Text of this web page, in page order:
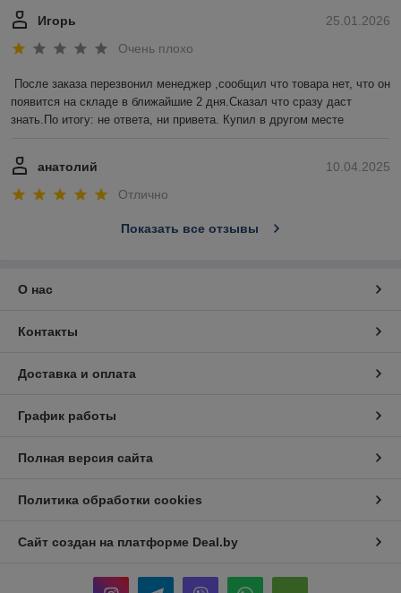
25.01.2026
Игорь
Очень плохо
После заказа перезвонил менеджер ,сообщил что товара нет, что он
появится на складе в ближайшие 2 дня.Сказал что сразу даст
знать.По итогу: не ответа, ни привета. Купил в другом месте
10.04.2025
анатолий
Отлично
Показать все отзывы
О нас
Контакты
Доставка и оплата
График работы
Полная версия сайта
Политика обработки cookies
Сайт создан на платформе Deal.by